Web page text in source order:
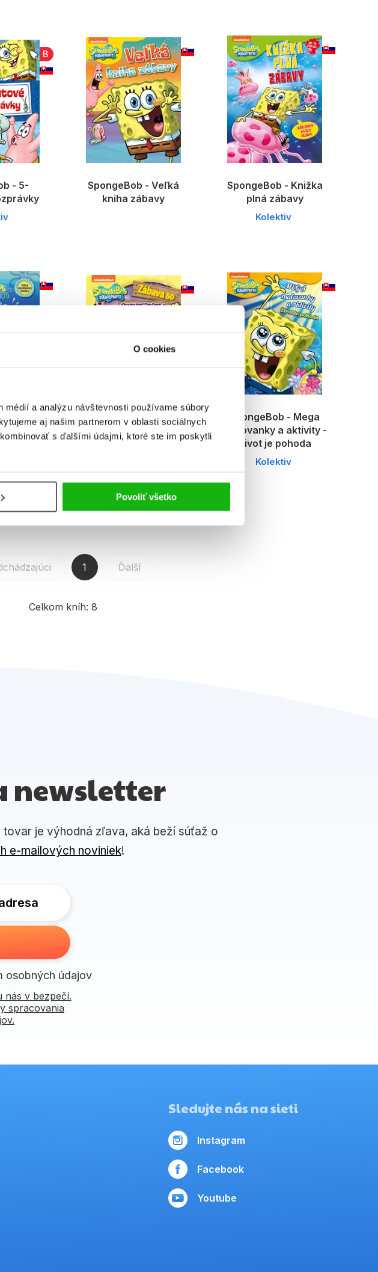
O cookies
médií a analýzu návštevnosti používame súbory
aj našim partnerom v oblasti sociálnych
s ďalšími údajmi, ktoré ste im poskytli
Povoliť všetko
B
- 5-
SpongeBob - Veľká
kniha zábavy
SpongeBob - Knižka
plná zábavy
Kolektiv
- Veľké
SpongeBob - Zábava
so SpongeBobom
SpongeBob - Mega
maľovanky a aktivity -
Život je pohoda
Kolektiv
Celkom kníh: 8
1 Ďalší
newsletter
je výhodná zľava, aká beží súťaž o
e-mailových noviniek!
osobných údajov
nás v bezpečí.
spracovania
Sledujte nás na sieti
Instagram
Facebook
Youtube